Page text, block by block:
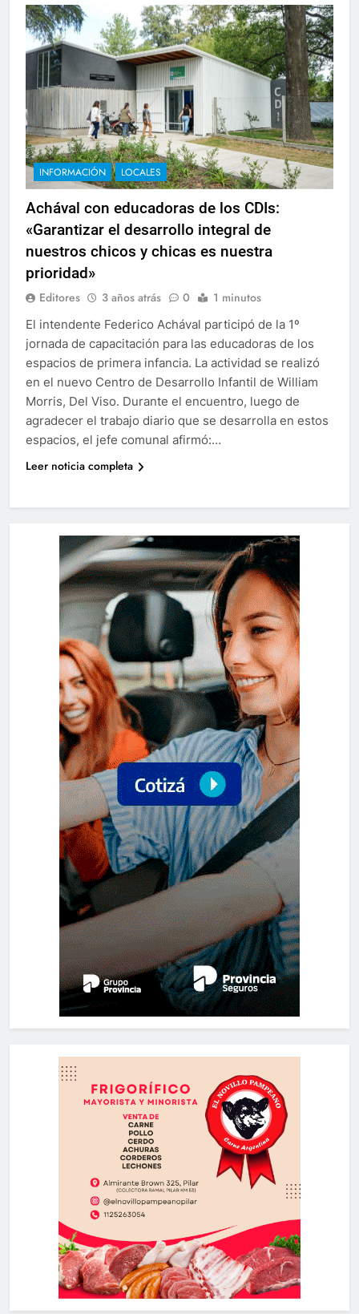
INFORMACIÓN LOCALES
Achával con educadoras de los CDIs:
«Garantizar el desarrollo integral de
nuestros chicos y chicas es nuestra
prioridad»
Editores 3 años atrás 0 1 minutos
El intendente Federico Achával participó de la 1º
jornada de capacitación para las educadoras de los
espacios de primera infancia. La actividad se realizó
en el nuevo Centro de Desarrollo Infantil de William
Morris, Del Viso. Durante el encuentro, luego de
agradecer el trabajo diario que se desarrolla en estos
espacios, el jefe comunal afirmó:…
Leer noticia completa